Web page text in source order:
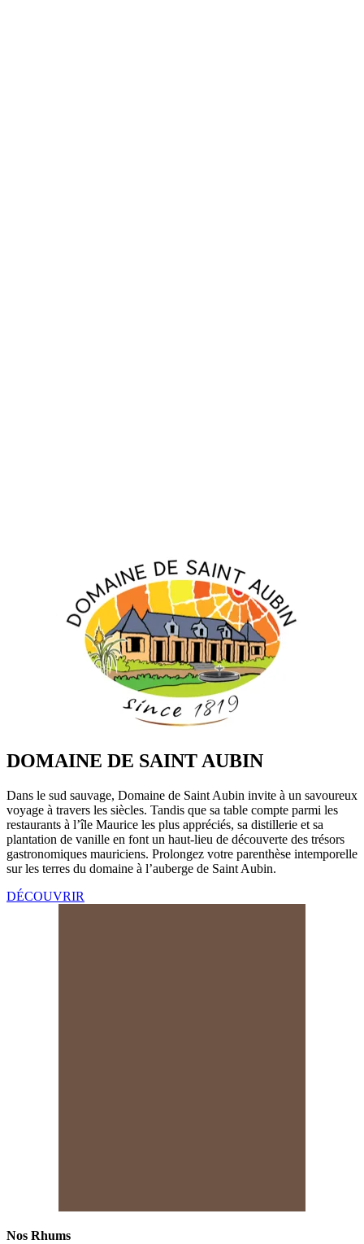
DOMAINE DE SAINT AUBIN
Dans le sud sauvage, Domaine de Saint Aubin invite à un savoureux
voyage à travers les siècles. Tandis que sa table compte parmi les
restaurants à l’île Maurice les plus appréciés, sa distillerie et sa
plantation de vanille en font un haut-lieu de découverte des trésors
gastronomiques mauriciens. Prolongez votre parenthèse intemporelle
sur les terres du domaine à l’auberge de Saint Aubin.
DÉCOUVRIR
Nos Rhums​